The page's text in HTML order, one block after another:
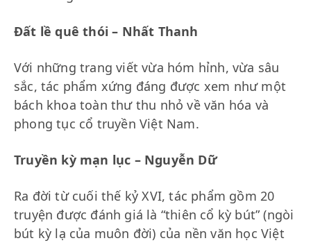
Đất lề quê thói – Nhất Thanh
Với những trang viết vừa hóm hỉnh, vừa sâu
sắc, tác phẩm xứng đáng được xem như một
bách khoa toàn thư thu nhỏ về văn hóa và
phong tục cổ truyền Việt Nam.
Truyền kỳ mạn lục – Nguyễn Dữ
Ra đời từ cuối thế kỷ XVI, tác phẩm gồm 20
truyện được đánh giá là “thiên cổ kỳ bút” (ngòi
bút kỳ lạ của muôn đời) của nền văn học Việt